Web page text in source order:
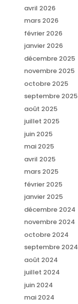
avril 2026
mars 2026
février 2026
janvier 2026
décembre 2025
novembre 2025
octobre 2025
septembre 2025
août 2025
juillet 2025
juin 2025
mai 2025
avril 2025
mars 2025
février 2025
janvier 2025
décembre 2024
novembre 2024
octobre 2024
septembre 2024
août 2024
juillet 2024
juin 2024
mai 2024